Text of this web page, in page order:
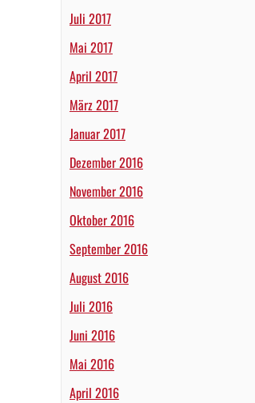
Juli 2017
Mai 2017
April 2017
März 2017
Januar 2017
Dezember 2016
November 2016
Oktober 2016
September 2016
August 2016
Juli 2016
Juni 2016
Mai 2016
April 2016